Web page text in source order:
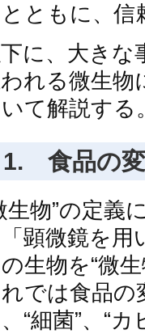
ともに、信
に、大き
れる微生物
て解説する
1. 食品の変
生物”の定義
顕微鏡を
生物を“微
では食品の
“細菌”、“